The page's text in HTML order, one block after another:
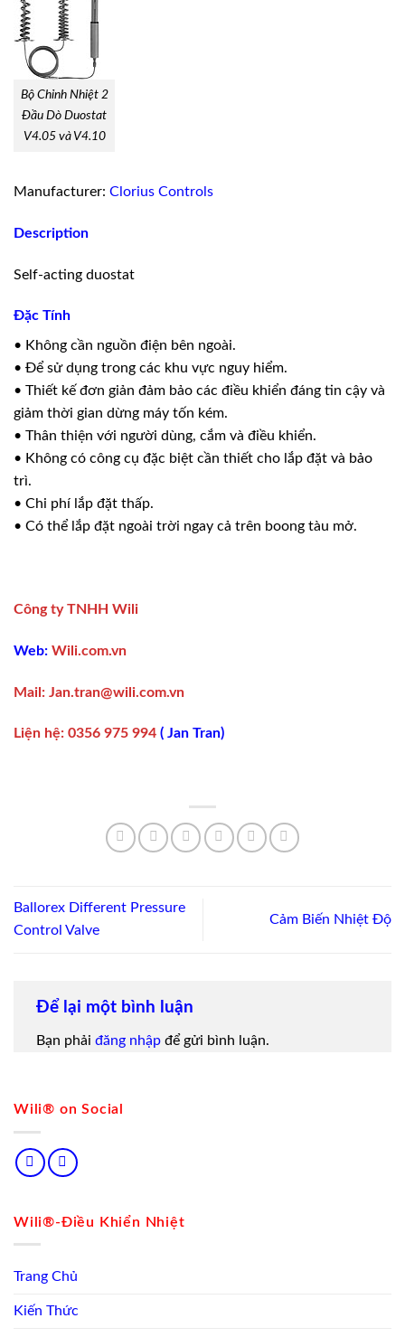
Wili® on Social
Wili®-Điều Khiển Nhiệt
Trang Chủ
Kiến Thức
Bộ Chỉnh Nhiệt 2
Đầu Dò Duostat
V4.05 và V4.10
Manufacturer: Clorius Controls
Description
Self-acting duostat
Đặc Tính
• Không cần nguồn điện bên ngoài.
• Để sử dụng trong các khu vực nguy hiểm.
• Thiết kế đơn giản đảm bảo các điều khiển đáng tin cậy và
giảm thời gian dừng máy tốn kém.
• Thân thiện với người dùng, cắm và điều khiển.
• Không có công cụ đặc biệt cần thiết cho lắp đặt và bảo
trì.
• Chi phí lắp đặt thấp.
• Có thể lắp đặt ngoài trời ngay cả trên boong tàu mở.
Công ty TNHH Wili
Web: Wili.com.vn
Mail: Jan.tran@wili.com.vn
Liện hệ: 0356 975 994 ( Jan Tran)
Ballorex Different Pressure
Control Valve
Cảm Biến Nhiệt Độ
Để lại một bình luận
Bạn phải đăng nhập để gửi bình luận.